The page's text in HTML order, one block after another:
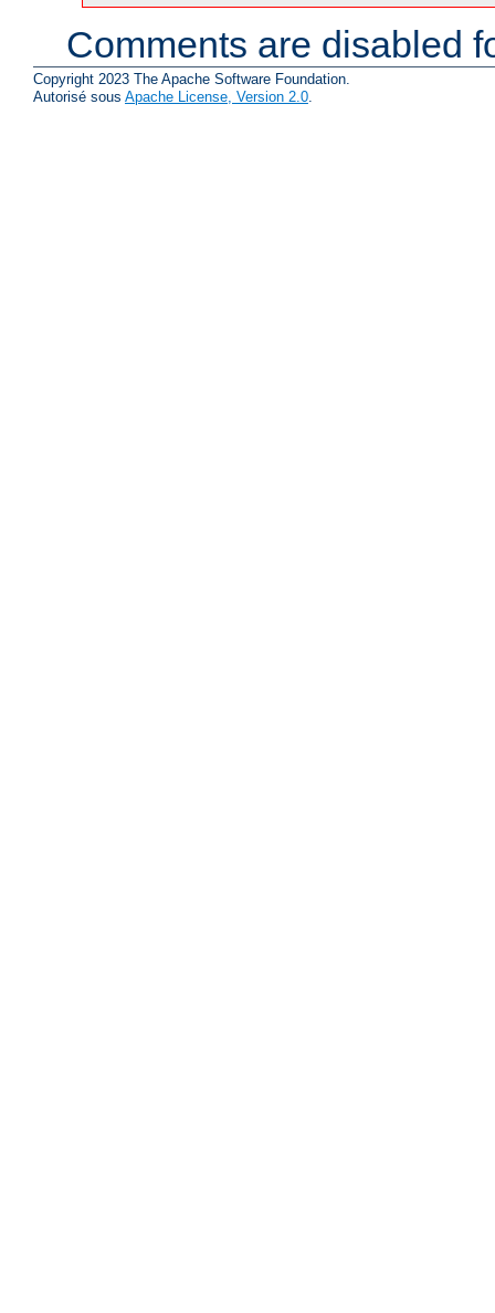
Comments are disabled
Copyright 2023 The Apache Software Foundation.
Autorisé sous Apache License, Version 2.0